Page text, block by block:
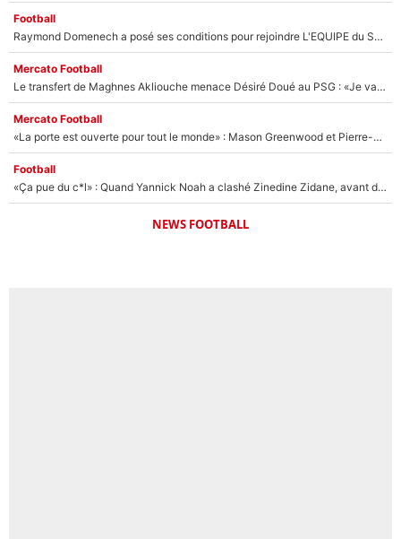
Football
Raymond Domenech a posé ses conditions pour rejoindre L'EQUIPE du Soir : Il refuse de faire l'émission avec un autre chroniqueur !
Mercato Football
Le transfert de Maghnes Akliouche menace Désiré Doué au PSG : «Je valide à 200%»
Mercato Football
«La porte est ouverte pour tout le monde» : Mason Greenwood et Pierre-Emerick Aubameyang ont quitté l'OM, Amine Gouiri balance sur la suite du mercato et sur la réaction du vestiaire !
Football
«Ça pue du c*l» : Quand Yannick Noah a clashé Zinedine Zidane, avant de se faire recadrer par le nouveau sélectionneur de l'équipe de France !
NEWS FOOTBALL